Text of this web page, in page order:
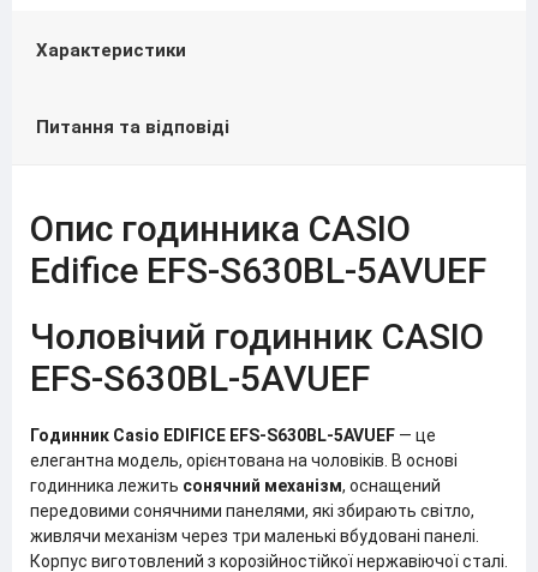
Характеристики
Питання та відповіді
Опис годинника CASIO
Edifice EFS-S630BL-5AVUEF
Чоловічий годинник CASIO
EFS-S630BL-5AVUEF
Годинник Casio EDIFICE EFS-S630BL-5AVUEF — це
елегантна модель, орієнтована на чоловіків. В основі
годинника лежить сонячний механізм, оснащений
передовими сонячними панелями, які збирають світло,
живлячи механізм через три маленькі вбудовані панелі.
Корпус виготовлений з корозійностійкої нержавіючої сталі.